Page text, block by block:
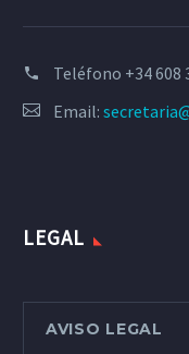
Teléfono +34 608
Email:
LEGAL
AVISO LEGAL